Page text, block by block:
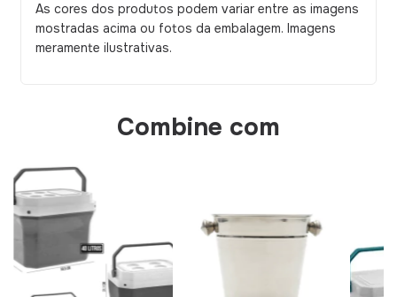
As cores dos produtos podem variar entre as imagens
mostradas acima ou fotos da embalagem. Imagens
meramente ilustrativas.
Combine com